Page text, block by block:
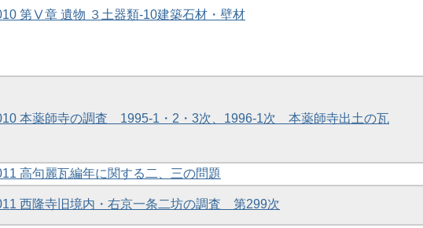
第Ⅴ章 遺物 ３土器類-10建築石材・壁材
本薬師寺の調査 1995-1・2・3次、1996-1次 本薬師寺出土の瓦
高句麗瓦編年に関する二、三の問題
西隆寺旧境内・右京一条二坊の調査 第299次